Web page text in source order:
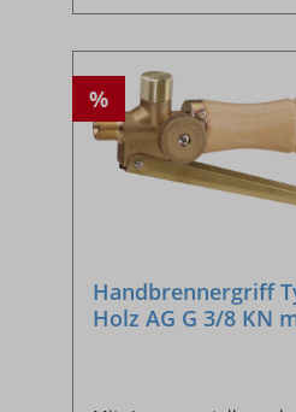
%
Handbrennergriff
Holz AG G 3/8 KN